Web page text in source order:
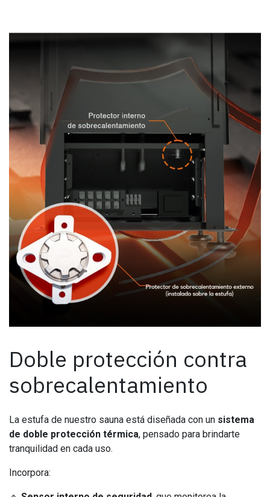
Doble protección contra
sobrecalentamiento
La estufa de nuestro sauna está diseñada con un sistema
de doble protección térmica, pensado para brindarte
tranquilidad en cada uso.
Incorpora: